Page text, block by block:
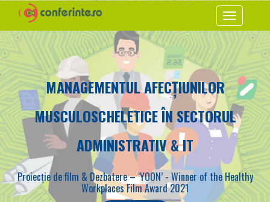
MANAGEMENTUL AFECȚIUNILOR
MUSCULOSCHELETICE ÎN SECTORUL
ADMINISTRATIV & IT
Proiecție de film & Dezbatere – ‘YOON’ - Winner of the Healthy
Workplaces Film Award 2021
Toggle
navigation